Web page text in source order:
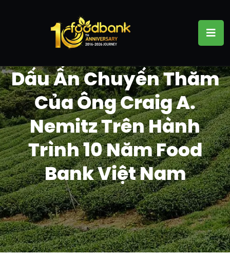
Dấu Ấn Chuyến Thăm
Của Ông Craig A.
Nemitz Trên Hành
Trình 10 Năm Food
Bank Việt Nam